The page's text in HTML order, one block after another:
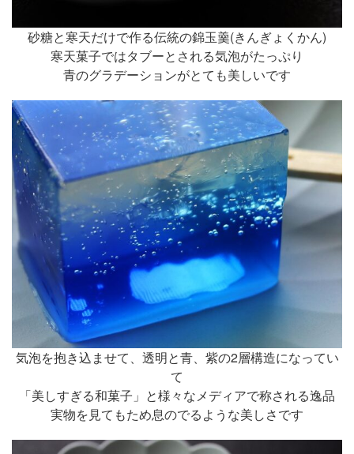
砂糖と寒天だけで作る伝統の錦玉羹(きんぎょくかん)
寒天菓子ではタブーとされる気泡がたっぷり
青のグラデーションがとても美しいです
気泡を抱き込ませて、透明と青、紫の2層構造になってい
て
「美しすぎる和菓子」と様々なメディアで称される逸品
実物を見てもため息のでるような美しさです